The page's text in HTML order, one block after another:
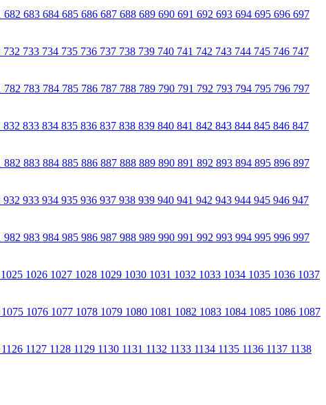
682 683 684 685 686 687 688 689 690 691 692 693 694 695 696 697
732 733 734 735 736 737 738 739 740 741 742 743 744 745 746 747
782 783 784 785 786 787 788 789 790 791 792 793 794 795 796 797
832 833 834 835 836 837 838 839 840 841 842 843 844 845 846 847
882 883 884 885 886 887 888 889 890 891 892 893 894 895 896 897
932 933 934 935 936 937 938 939 940 941 942 943 944 945 946 947
982 983 984 985 986 987 988 989 990 991 992 993 994 995 996 997
1025 1026 1027 1028 1029 1030 1031 1032 1033 1034 1035 1036 1037
1075 1076 1077 1078 1079 1080 1081 1082 1083 1084 1085 1086 1087
1126 1127 1128 1129 1130 1131 1132 1133 1134 1135 1136 1137 1138